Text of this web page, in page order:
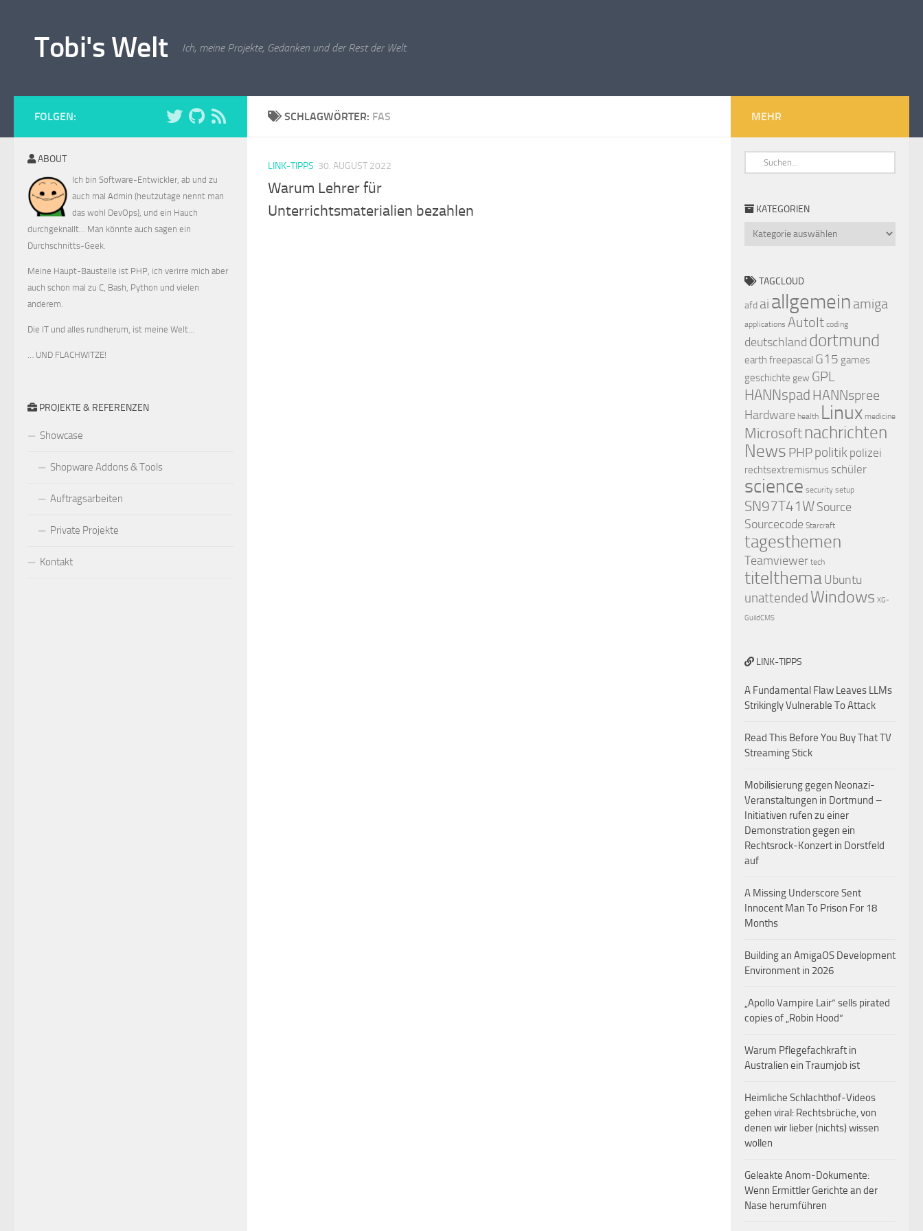
Tobi's Welt Ich, meine Projekte, Gedanken und der Rest der Welt.
SCHLAGWÖRTER: FAS
LINK-TIPPS 30. AUGUST 2022
Warum Lehrer für
Unterrichtsmaterialien bezahlen
FOLGEN:
ABOUT
Ich bin Software-Entwickler, ab und zu
auch mal Admin (heutzutage nennt man
das wohl DevOps), und ein Hauch
durchgeknallt... Man könnte auch sagen ein
Durchschnitts-Geek.
Meine Haupt-Baustelle ist PHP, ich verirre mich aber
auch schon mal zu C, Bash, Python und vielen
anderem.
Die IT und alles rundherum, ist meine Welt...
… UND FLACHWITZE!
PROJEKTE & REFERENZEN
Showcase
Shopware Addons & Tools
Auftragsarbeiten
Private Projekte
Kontakt
MEHR
KATEGORIEN
TAGCLOUD
afd ai allgemein amiga
applications AutoIt coding
deutschland dortmund
earth freepascal G15 games
geschichte gew GPL
HANNspad HANNspree
Hardware health Linux medicine
Microsoft nachrichten
News PHPpolitik polizei
rechtsextremismus schüler
science security setup
SN97T41WSource
Sourcecode Starcraft
tagesthemen
Teamviewer tech
titelthemaUbuntu
unattended Windows XG-
GuildCMS
LINK-TIPPS
A Fundamental Flaw Leaves LLMs
Strikingly Vulnerable To Attack
Read This Before You Buy That TV
Streaming Stick
Mobilisierung gegen Neonazi-
Veranstaltungen in Dortmund –
Initiativen rufen zu einer
Demonstration gegen ein
Rechtsrock-Konzert in Dorstfeld
auf
A Missing Underscore Sent
Innocent Man To Prison For 18
Months
Building an AmigaOS Development
Environment in 2026
„Apollo Vampire Lair“ sells pirated
copies of „Robin Hood“
Warum Pflegefachkraft in
Australien ein Traumjob ist
Heimliche Schlachthof-Videos
gehen viral: Rechtsbrüche, von
denen wir lieber (nichts) wissen
wollen
Geleakte Anom-Dokumente:
Wenn Ermittler Gerichte an der
Nase herumführen